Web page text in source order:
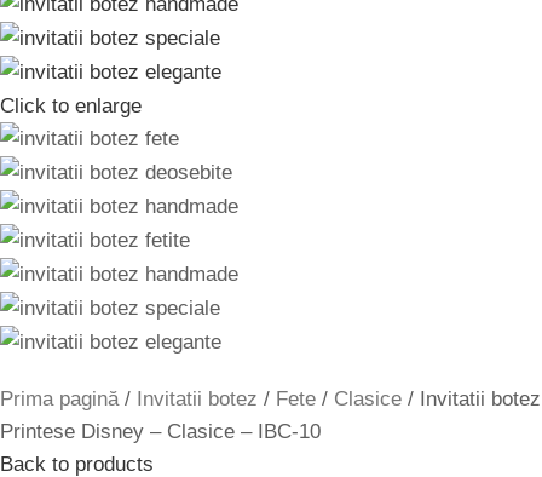
Click to enlarge
Prima pagină Invitatii botez Fete Clasice
Invitatii botez
Printese Disney – Clasice – IBC-10
Back to products